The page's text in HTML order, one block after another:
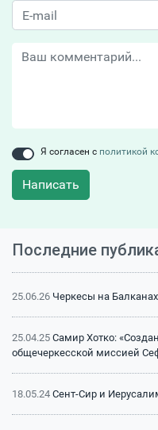
Я согласен с политикой
Написать
Последние
25.06.26 Черкесы на
25.04.25 Самир Хотко:
общечеркесской миссией
18.05.24 Сент-Сир и